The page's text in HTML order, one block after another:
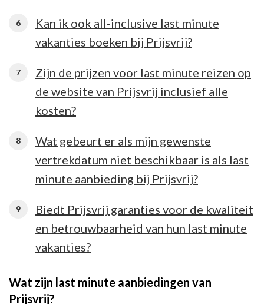
Kan ik ook all-inclusive last minute
vakanties boeken bij Prijsvrij?
Zijn de prijzen voor last minute reizen op
de website van Prijsvrij inclusief alle
kosten?
Wat gebeurt er als mijn gewenste
vertrekdatum niet beschikbaar is als last
minute aanbieding bij Prijsvrij?
Biedt Prijsvrij garanties voor de kwaliteit
en betrouwbaarheid van hun last minute
vakanties?
Wat zijn last minute aanbiedingen van
Prijsvrij?